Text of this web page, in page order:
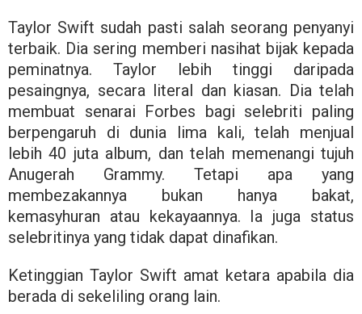
Taylor Swift sudah pasti salah seorang penyanyi
terbaik. Dia sering memberi nasihat bijak kepada
peminatnya. Taylor lebih tinggi daripada
pesaingnya, secara literal dan kiasan. Dia telah
membuat senarai Forbes bagi selebriti paling
berpengaruh di dunia lima kali, telah menjual
lebih 40 juta album, dan telah memenangi tujuh
Anugerah Grammy. Tetapi apa yang
membezakannya bukan hanya bakat,
kemasyhuran atau kekayaannya. Ia juga status
selebritinya yang tidak dapat dinafikan.
Ketinggian Taylor Swift amat ketara apabila dia
berada di sekeliling orang lain.